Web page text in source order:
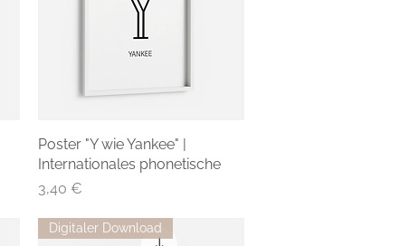
Poster "Y wie Yankee" |
Internationales phonetische
Preis
3,40 €
Digitaler Download